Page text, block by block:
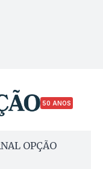
50 ANOS
OPÇÃO